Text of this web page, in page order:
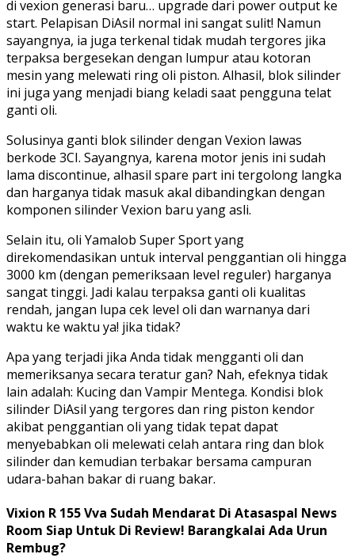
di vexion generasi baru… upgrade dari power output ke
start. Pelapisan DiAsil normal ini sangat sulit! Namun
sayangnya, ia juga terkenal tidak mudah tergores jika
terpaksa bergesekan dengan lumpur atau kotoran
mesin yang melewati ring oli piston. Alhasil, blok silinder
ini juga yang menjadi biang keladi saat pengguna telat
ganti oli.
Solusinya ganti blok silinder dengan Vexion lawas
berkode 3CI. Sayangnya, karena motor jenis ini sudah
lama discontinue, alhasil spare part ini tergolong langka
dan harganya tidak masuk akal dibandingkan dengan
komponen silinder Vexion baru yang asli.
Selain itu, oli Yamalob Super Sport yang
direkomendasikan untuk interval penggantian oli hingga
3000 km (dengan pemeriksaan level reguler) harganya
sangat tinggi. Jadi kalau terpaksa ganti oli kualitas
rendah, jangan lupa cek level oli dan warnanya dari
waktu ke waktu ya! jika tidak?
Apa yang terjadi jika Anda tidak mengganti oli dan
memeriksanya secara teratur gan? Nah, efeknya tidak
lain adalah: Kucing dan Vampir Mentega. Kondisi blok
silinder DiAsil yang tergores dan ring piston kendor
akibat penggantian oli yang tidak tepat dapat
menyebabkan oli melewati celah antara ring dan blok
silinder dan kemudian terbakar bersama campuran
udara-bahan bakar di ruang bakar.
Vixion R 155 Vva Sudah Mendarat Di Atasaspal News
Room Siap Untuk Di Review! Barangkalai Ada Urun
Rembug?